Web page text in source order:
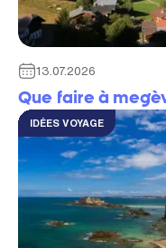
13.07.2026
Que faire à
IDÉES VOYAGE